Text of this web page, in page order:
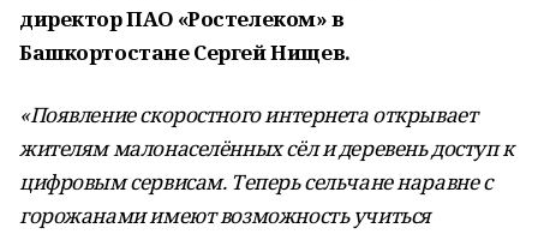
директор ПАО «Ростелеком» в
БашкортостанеСергей Нищев.
«Появление скоростного интернета открывает
жителям малонаселённых сёл и деревень доступ к
цифровым сервисам. Теперь сельчане наравне с
горожанами имеют возможность учиться